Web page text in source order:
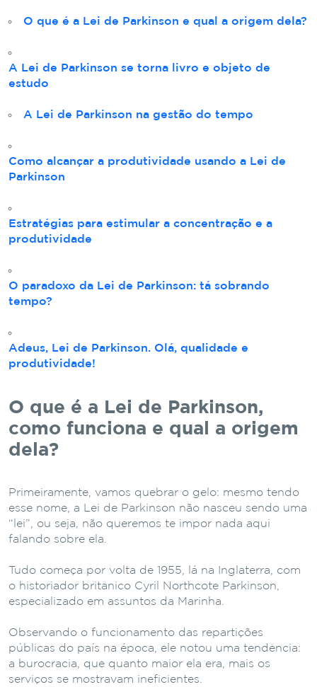
O que é a Lei de Parkinson e qual a origem dela?
A Lei de Parkinson se torna livro e objeto de
estudo
A Lei de Parkinson na gestão do tempo
Como alcançar a produtividade usando a Lei de
Parkinson
Estratégias para estimular a concentração e a
produtividade
O paradoxo da Lei de Parkinson: tá sobrando
tempo?
Adeus, Lei de Parkinson. Olá, qualidade e
produtividade!
O que é a Lei de Parkinson,
como funciona e qual a origem
dela?
Primeiramente, vamos quebrar o gelo: mesmo tendo
esse nome, a Lei de Parkinson não nasceu sendo uma
“lei”, ou seja, não queremos te impor nada aqui
falando sobre ela.
Tudo começa por volta de 1955, lá na Inglaterra, com
o historiador britânico Cyril Northcote Parkinson,
especializado em assuntos da Marinha.
Observando o funcionamento das repartições
públicas do país na época, ele notou uma tendência:
a burocracia, que quanto maior ela era, mais os
serviços se mostravam ineficientes.